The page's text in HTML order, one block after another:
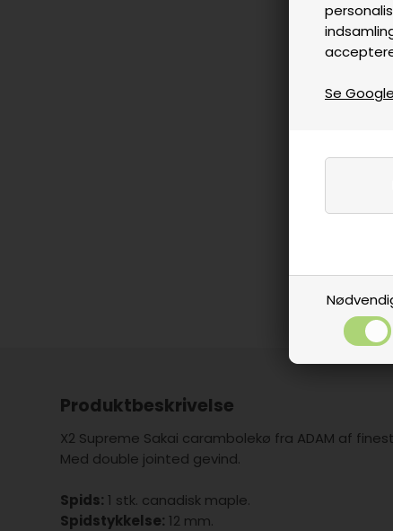
Se
Produktbeskrivelse
X2 Supreme Sakai carambolekø fra ADAM af
Med double jointed gevind.
Spids: 1 stk. canadisk maple.
Spidstykkelse: 12 mm.